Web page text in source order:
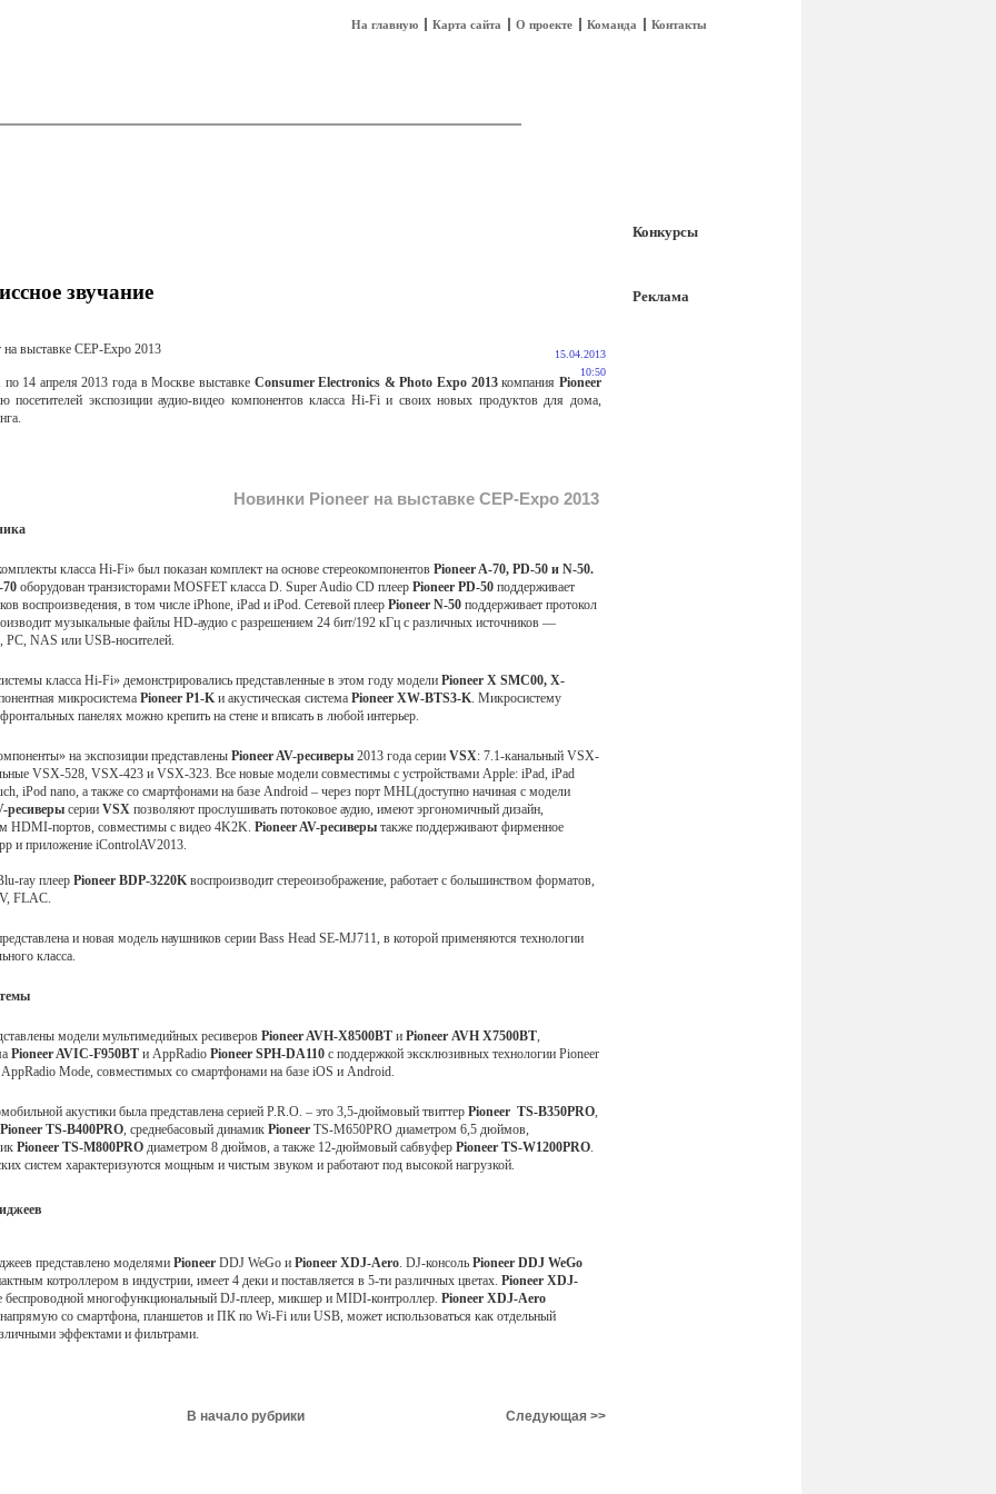
На главную Карта сайта О проекте Команда Контакты
звучание
Новинки Pioneer на выставке CEP-Expo 2013
15.04.2013
10:50
14 апреля 2013 года в Москве выставке Consumer Electronics & Photo Expo 2013компанияPioneer
посетителей экспозиции аудио-видео компонентов класса Hi-Fi и своих новых продуктов для дома,
класса Hi-Fi» был показан комплект на основе стереокомпонентов PioneerA-70, PD-50 и N-50.
оборудован транзисторами MOSFET класса D. Super Audio CD плеер Pioneer PD-50 поддерживает
воспроизведения, в том числе iPhone, iPad и iPod. Сетевой плеер Pioneer N-50 поддерживает протокол
музыкальные файлы HD-аудио с разрешением 24 бит/192 кГц с различных источников —
PC, NAS или USB-носителей.
класса Hi-Fi» демонстрировались представленные в этом году модели Pioneer X SMC00, X-
микросистема Pioneer P1-K и акустическая система Pioneer XW-BTS3-K. Микросистему
панелях можно крепить на стене и вписать в любой интерьер.
на экспозиции представлены PioneerAV-ресиверы 2013 года серии VSX: 7.1-канальный VSX-
VSX-528, VSX-423 и VSX-323. Все новые модели совместимы с устройствами Apple: iPad, iPad
iPod nano, а также со смартфонами на базе Android – через порт MHL(доступно начиная с модели
ресиверы серии VSX позволяют прослушивать потоковое аудио, имеют эргономичный дизайн,
HDMI-портов, совместимы с видео 4K2K. PioneerAV-ресиверы также поддерживают фирменное
и приложение iControlAV2013.
ray плеер Pioneer BDP-3220K воспроизводит стереоизображение, работает с большинством форматов,
FLAC.
и новая модель наушников серии Bass Head SE-MJ711, в которой применяются технологии
класса.
модели мультимедийных ресиверов PioneerAVH-X8500BT и Pioneer AVH X7500BT,
PioneerAVIC-F950BT и AppRadio Pioneer SPH-DA110 с поддержкой эксклюзивных технологии Pioneer
Mode, совместимых со смартфонами на базе iOS и Android.
акустики была представлена серией P.R.O. – это 3,5-дюймовый твиттер Pioneer TS-B350PRO,
Pioneer TS-B400PRO, среднебасовый динамик Pioneer TS-M650PRO диаметром 6,5 дюймов,
Pioneer TS-M800PRO диаметром 8 дюймов, а также 12-дюймовый сабвуфер Pioneer TS-W1200PRO.
систем характеризуются мощным и чистым звуком и работают под высокой нагрузкой.
представлено моделями Pioneer DDJ WeGo и Pioneer XDJ-Aero. DJ-консоль Pioneer DDJ WeGo
котроллером в индустрии, имеет 4 деки и поставляется в 5-ти различных цветах. Pioneer XDJ-
беспроводной многофункциональный DJ-плеер, микшер и MIDI-контроллер. Pioneer XDJ-Aero
напрямую со смартфона, планшетов и ПК по Wi-Fi или USB, может использоваться как отдельный
эффектами и фильтрами.
В начало рубрики Следующая >>
Конкурсы
Реклама